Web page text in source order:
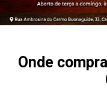
Onde